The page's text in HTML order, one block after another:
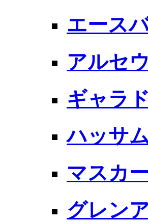
エース
アルセ
ギャラ
ハッサ
マスカ
グレン